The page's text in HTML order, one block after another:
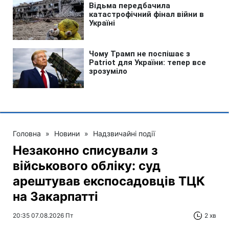
Головна » Новини » Надзвичайні події
Незаконно списували з
військового обліку: суд
арештував експосадовців ТЦК
на Закарпатті
20:35 07.08.2026 Пт 2 хв